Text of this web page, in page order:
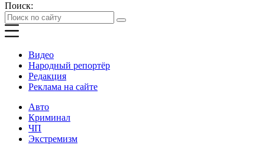
Поиск:
Видео
Народный репортёр
Редакция
Реклама на сайте
Авто
Криминал
ЧП
Экстремизм